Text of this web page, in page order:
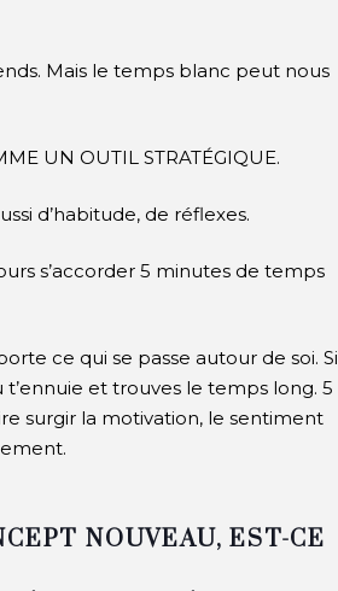
Mais le temps blanc peut nous
UN OUTIL STRATÉGIQUE.
d’habitude, de réflexes.
s’accorder 5 minutes de temps
ce qui se passe autour de soi.
et trouves le temps long. 5
surgir la motivation, le sentiment
NOUVEAU, EST-CE